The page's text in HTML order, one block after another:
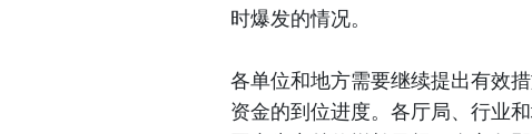
时爆发的情况。
各单位和地方需要继续提出有效
资金的到位进度。各厅局、行业